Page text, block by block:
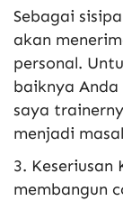
Sebagai
akan
personal.
baiknya Anda
saya
menjadi
3.
membangun